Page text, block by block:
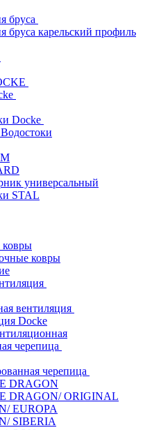
бруса
бруса карельский профиль
Docke
универсальный
STAL
ковры
вентиляция
Docke
черепица
черепица
DRAGON
DRAGON/ ORIGINAL
EUROPA
SIBERIA